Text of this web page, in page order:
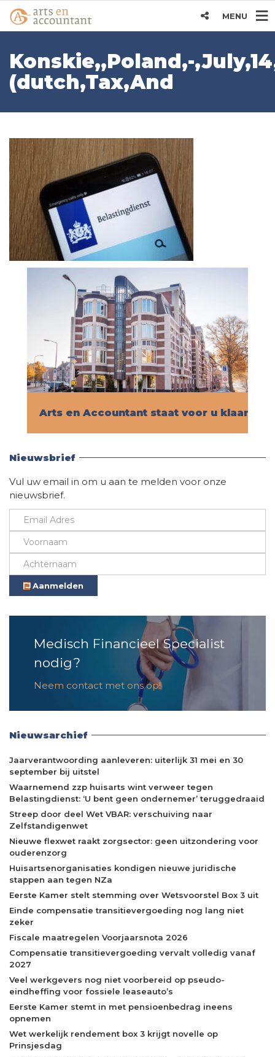
MENU
Konskie,,Poland,-
(dutch,Tax,And
Arts en Accountant staat voor u klaar!
Nieuwsbrief
Vul uw email in om u aan te melden voor onze
nieuwsbrief.
Aanmelden
Medisch Financieel Specialist
nodig?
Neem contact met ons op!
Nieuwsarchief
Jaarverantwoording aanleveren: uiterlijk 31 mei en 30
september bij uitstel
Waarnemend zzp huisarts wint verweer tegen
Belastingdienst: ‘U bent geen ondernemer’ teruggedraaid
Streep door deel Wet VBAR: verschuiving naar
Zelfstandigenwet
Nieuwe flexwet raakt zorgsector: geen uitzondering voor
ouderenzorg
Huisartsenorganisaties kondigen nieuwe juridische
stappen aan tegen NZa
Eerste Kamer stelt stemming over Wetsvoorstel Box 3 uit
Einde compensatie transitievergoeding nog lang niet
zeker
Fiscale maatregelen Voorjaarsnota 2026
Compensatie transitievergoeding vervalt volledig vanaf
2027
Veel werkgevers nog niet voorbereid op pseudo-
eindheffing voor fossiele leaseauto’s
Eerste Kamer stemt in met pensioenbedrag ineens
opnemen
Wet werkelijk rendement box 3 krijgt novelle op
Prinsjesdag